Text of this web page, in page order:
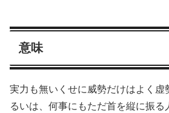
意味
実力も無いくせに威勢だけはよく虚
るいは、何事にもただ首を縦に振